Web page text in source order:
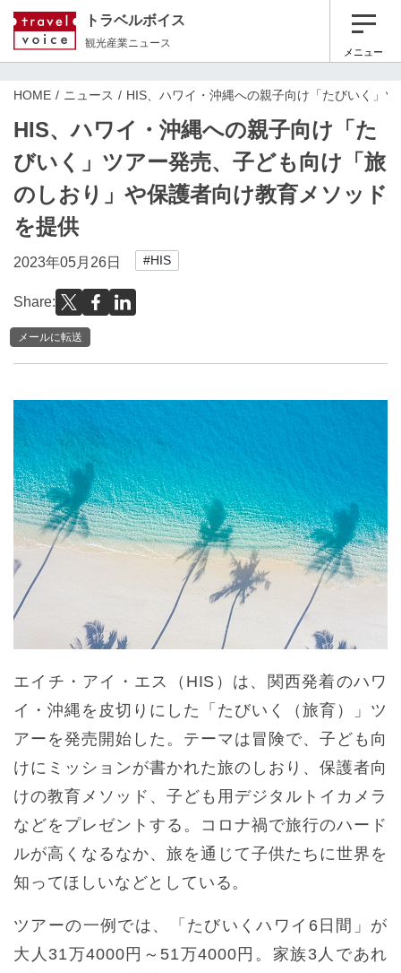
トラベルボイス
観光産業ニュース
メニュー
HOME ニュース HIS、ハワイ・沖縄への親子向け「たびいく」
HIS、ハワイ・沖縄への親子向け「た
びいく」ツアー発売、子ども向け「旅
のしおり」や保護者向け教育メソッド
を提供
2023年05月26日 #HIS
Share:
メールに転送
エイチ・アイ・エス（HIS）は、関西発着のハワ
イ・沖縄を皮切りにした「たびいく（旅育）」ツ
アーを発売開始した。テーマは冒険で、子ども向
けにミッションが書かれた旅のしおり、保護者向
けの教育メソッド、子ども用デジタルトイカメラ
などをプレゼントする。コロナ禍で旅行のハード
ルが高くなるなか、旅を通じて子供たちに世界を
知ってほしいなどとしている。
ツアーの一例では、「たびいくハワイ6日間」が
大人31万4000円～51万4000円。家族3人であれ